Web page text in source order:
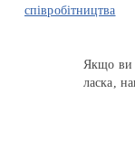
співробітництва
Якщо ви
ласка,